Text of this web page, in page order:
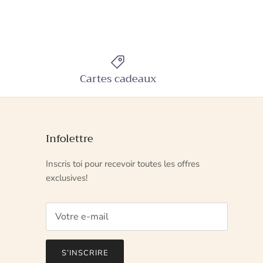
Cartes cadeaux
Infolettre
Inscris toi pour recevoir toutes les offres
exclusives!
S’INSCRIRE